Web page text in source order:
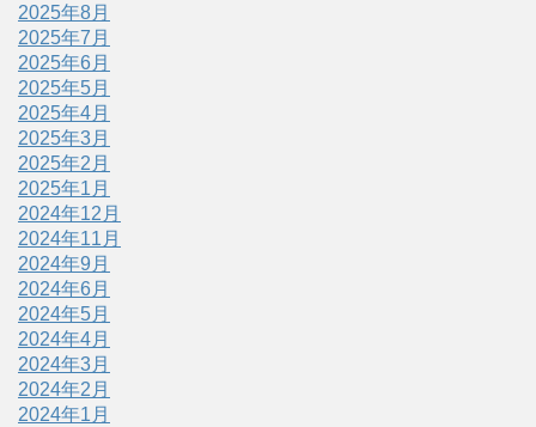
2025年8月
2025年7月
2025年6月
2025年5月
2025年4月
2025年3月
2025年2月
2025年1月
2024年12月
2024年11月
2024年9月
2024年6月
2024年5月
2024年4月
2024年3月
2024年2月
2024年1月